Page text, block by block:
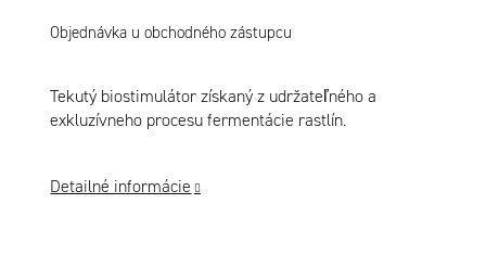
Objednávka u obchodného zástupcu
Tekutý biostimulátor získaný z udržateľného a
exkluzívneho procesu fermentácie rastlín.
Detailné informácie